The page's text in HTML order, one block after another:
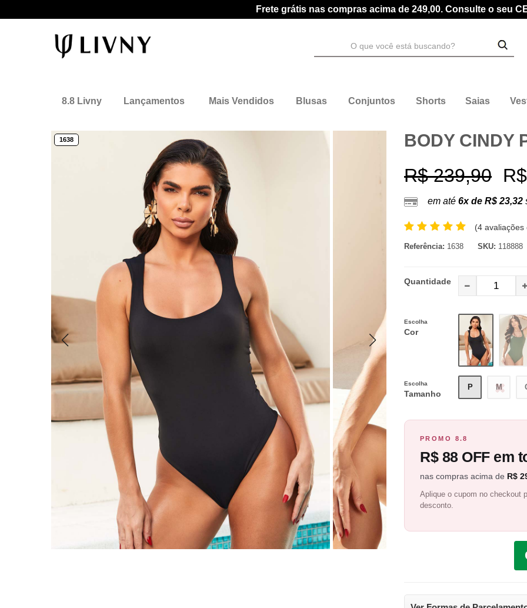
Frete grátis nas compras acima de 249,00. Consulte o seu
8.8 Livny Lançamentos Mais Vendidos Blusas Conjuntos Shorts Saias
1638 BODY CINDY
R$ 239,90
em até 6x de R$ 23,32
(4 avaliações
Referência: 1638 SKU: 118888
Quantidade
Escolha
Cor
Escolha
Tamanho
P M
PROMO 8.8
R$ 88 OFF em
nas compras acima de R$
Aplique o cupom no checkout
desconto.